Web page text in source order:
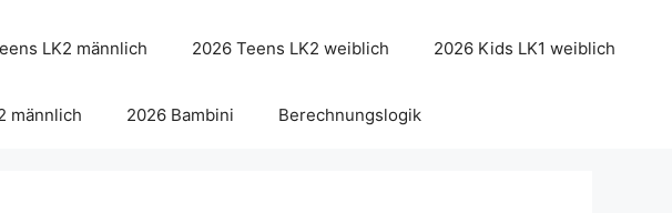
LK2 männlich 2026 Teens LK2 weiblich 2026 Kids LK1 weiblich
männlich 2026 Bambini Berechnungslogik